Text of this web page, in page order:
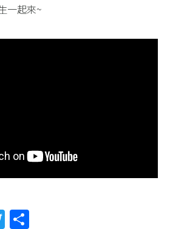
一起來~
Twitter